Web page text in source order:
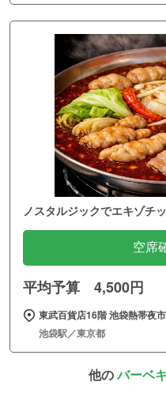
ノスタルジックでエキゾチ
空席
平均予算 4,500円
東武百貨店16階 池袋熱帯夜
池袋駅／東京都
他のバーベ